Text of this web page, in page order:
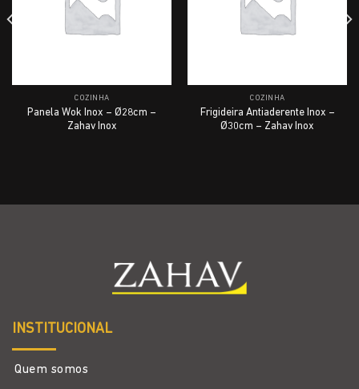
COZINHA
Panela Wok Inox – Ø28cm –
Zahav Inox
COZINHA
Frigideira Antiaderente Inox –
Ø30cm – Zahav Inox
INSTITUCIONAL
Quem somos